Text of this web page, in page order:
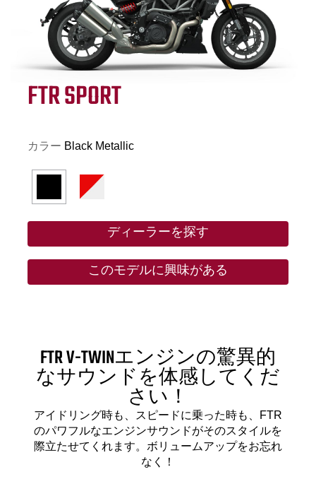
FTR SPORT
カラー Black Metallic
ディーラーを探す
このモデルに興味がある
FTR V-TWINエンジンの驚異的
なサウンドを体感してくだ
さい！
アイドリング時も、スピードに乗った時も、FTR
のパワフルなエンジンサウンドがそのスタイルを
際立たせてくれます。ボリュームアップをお忘れ
なく！